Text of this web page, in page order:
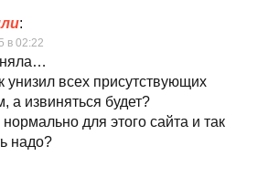
:
в 02:22
унизил всех присутствующих
а извиняться будет?
для этого сайта и так
надо?